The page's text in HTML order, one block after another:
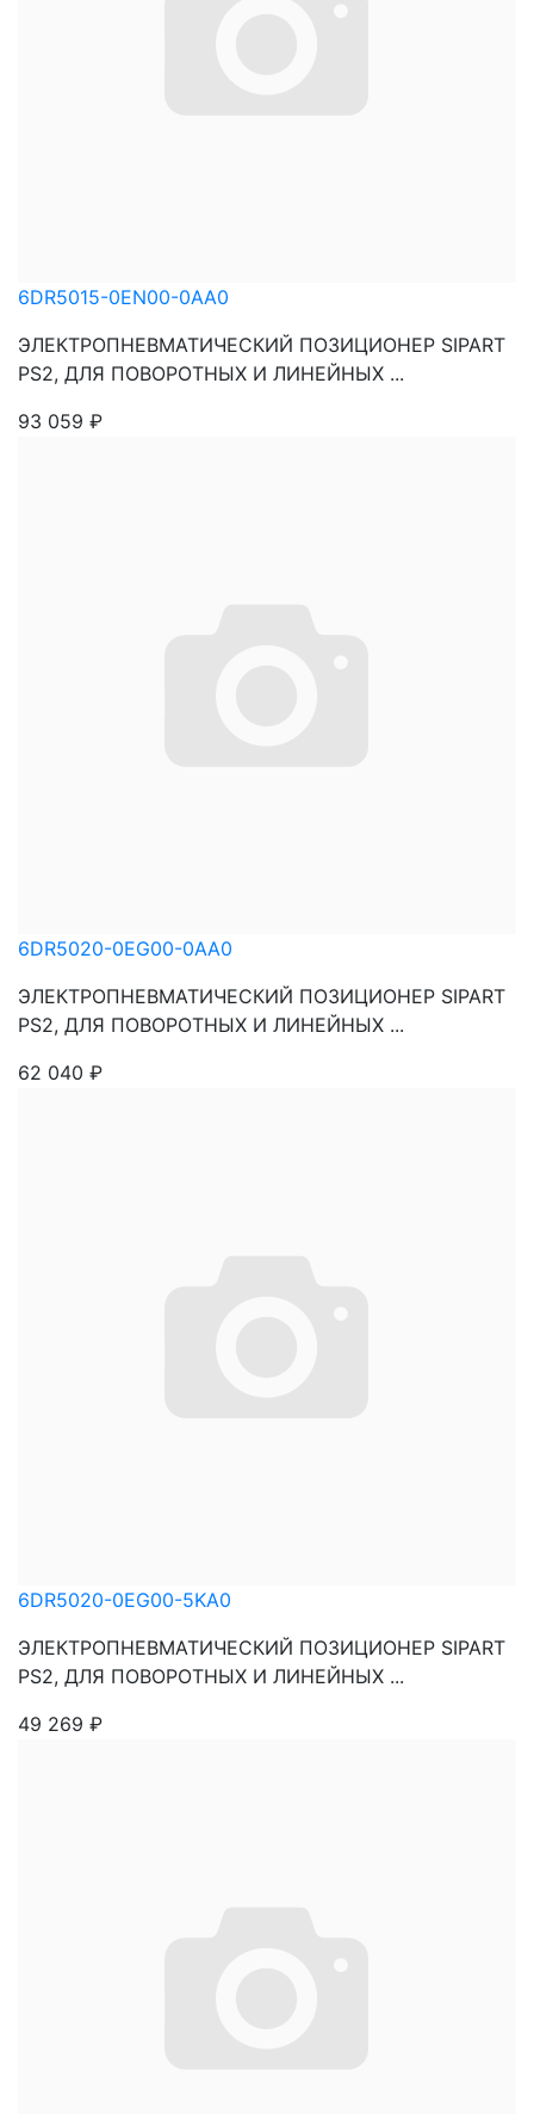
6DR5015-0EN00-0AA0
ЭЛЕКТРОПНЕВМАТИЧЕСКИЙ ПОЗИЦИОНЕР SIPART
PS2, ДЛЯ ПОВОРОТНЫХ И ЛИНЕЙНЫХ ...
93 059 ₽
6DR5020-0EG00-0AA0
ЭЛЕКТРОПНЕВМАТИЧЕСКИЙ ПОЗИЦИОНЕР SIPART
PS2, ДЛЯ ПОВОРОТНЫХ И ЛИНЕЙНЫХ ...
62 040 ₽
6DR5020-0EG00-5KA0
ЭЛЕКТРОПНЕВМАТИЧЕСКИЙ ПОЗИЦИОНЕР SIPART
PS2, ДЛЯ ПОВОРОТНЫХ И ЛИНЕЙНЫХ ...
49 269 ₽